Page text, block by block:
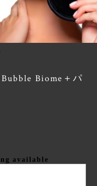
Biome＋パ
available